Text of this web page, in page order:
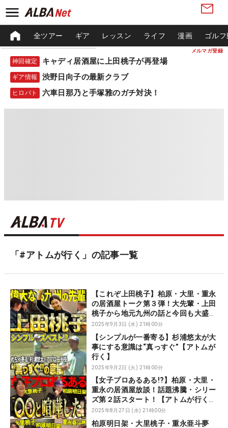
メルマガ登録
全ツアー ギア レッスン ライフ 漫画 ゴル
神回確定 キャディ居酒屋に上田桃子が再登場
ギア情報 渋野日向子の最新クラブ
ヒロバト 六車日那乃と手塚雅のガチ対決！
「#アトムが行く」の記事一覧
【これぞ上田桃子】柏原・大里・重永
の居酒屋トーク第３弾！大先輩・上田
桃子から地元九州の話と今回も大盛り
上がり！【アトムが行く！番外編】
2025年9月3日 (水) 21時00分
【シンプルが一番寄る】杉浦悠太が大
事にする意識は“真っすぐ”【アトムが
行く】
2025年9月2日 (火) 21時00分
【女子プロあるある!?】柏原・大里・
重永の居酒屋放談！話題沸騰・シリー
ズ第２話スタート！【アトムが行く！
番外編】
2025年8月27日 (水) 21時00分
柏原明日架・大里桃子・重永亜斗夢